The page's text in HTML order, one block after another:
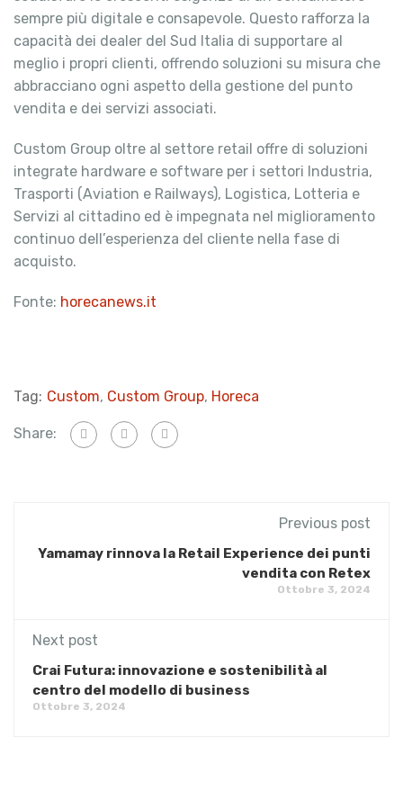
sempre più digitale e consapevole. Questo rafforza la
capacità dei dealer del Sud Italia di supportare al
meglio i propri clienti, offrendo soluzioni su misura che
abbracciano ogni aspetto della gestione del punto
vendita e dei servizi associati.
Custom Group oltre al settore retail offre di soluzioni
integrate hardware e software per i settori Industria,
Trasporti (Aviation e Railways), Logistica, Lotteria e
Servizi al cittadino ed è impegnata nel miglioramento
continuo dell’esperienza del cliente nella fase di
acquisto.
Fonte: horecanews.it
Tag: Custom, Custom Group, Horeca
Share:
Previous post
Yamamay rinnova la Retail Experience dei punti
vendita con Retex
Ottobre 3, 2024
Next post
Crai Futura: innovazione e sostenibilità al
centro del modello di business
Ottobre 3, 2024